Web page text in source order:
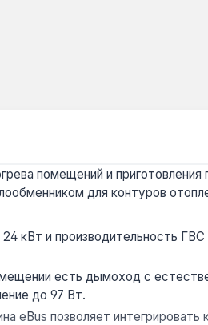
помещений и
для контуров
кВт и производительность
есть дымоход с
до 97 Вт.
eBus позволяет